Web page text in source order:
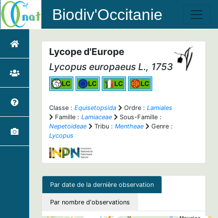
Biodiv'Occitanie
Lycope d'Europe
Lycopus europaeus L., 1753
Classe : Equisetopsida Ordre : Lamiales
Famille : Lamiaceae
Sous-Famille :
Nepetoideae
Tribu : Mentheae
Genre :
Lycopus
Par date de la dernière observation
Par nombre d'observations